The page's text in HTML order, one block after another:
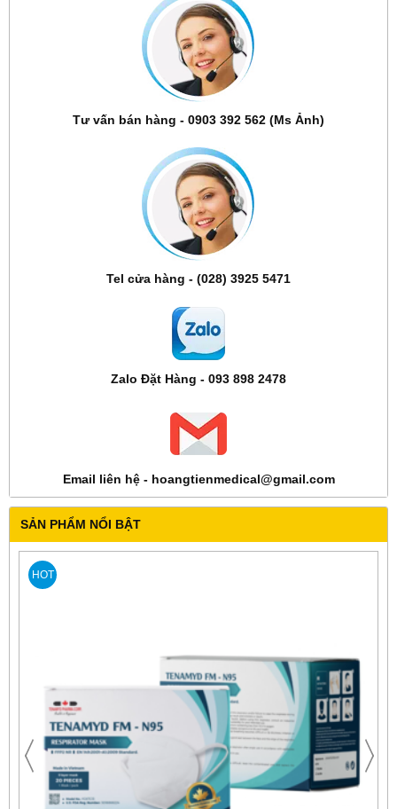
Tư vấn bán hàng - 0903 392 562 (Ms Ảnh)
Tel cửa hàng - (028) 3925 5471
Zalo Đặt Hàng - 093 898 2478
Email liên hệ - hoangtienmedical@gmail.com
SẢN PHẨM NỔI BẬT
HOT